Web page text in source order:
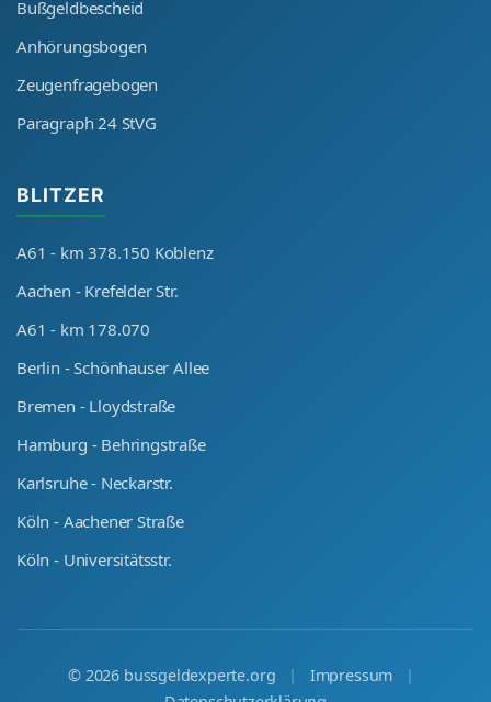
Bußgeldbescheid
Anhörungsbogen
Zeugenfragebogen
Paragraph 24 StVG
BLITZER
A61 - km 378.150 Koblenz
Aachen - Krefelder Str.
A61 - km 178.070
Berlin - Schönhauser Allee
Bremen - Lloydstraße
Hamburg - Behringstraße
Karlsruhe - Neckarstr.
Köln - Aachener Straße
Köln - Universitätsstr.
© 2026 bussgeldexperte.org | Impressum
|